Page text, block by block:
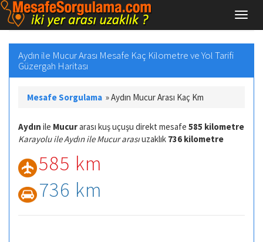
Aydın ile Mucur Arası Mesafe Kaç Kilometre ve Yol Tarifi
Güzergah Haritası
Mesafe Sorgulama »Aydın Mucur Arası Kaç Km
Aydın ile Mucurarası kuş uçuşu direkt mesafe 585 kilometre
Karayolu ile Aydın ile Mucur arasıuzaklık 736 kilometre
585 km
736 km